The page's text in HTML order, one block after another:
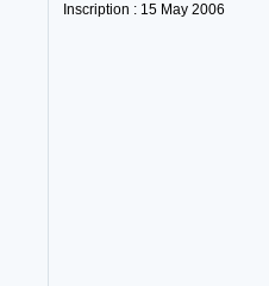
Inscription : 15 May 2006